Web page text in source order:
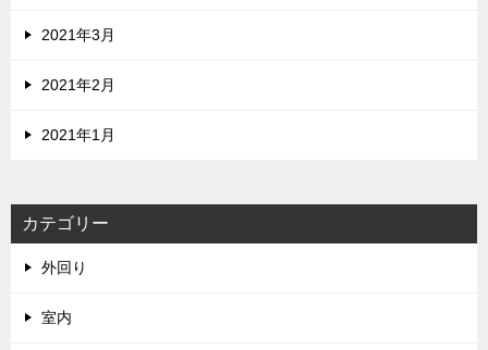
2021年3月
2021年2月
2021年1月
カテゴリー
外回り
室内